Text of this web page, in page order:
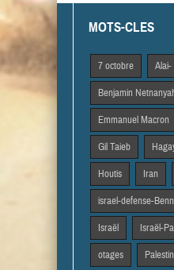
MOTS-CLES
7 octobre Alai-
Benjamin
Emmanuel Macron
Gil Taieb
Houtis Iran
israel-defense-
Israël Israël-
otages